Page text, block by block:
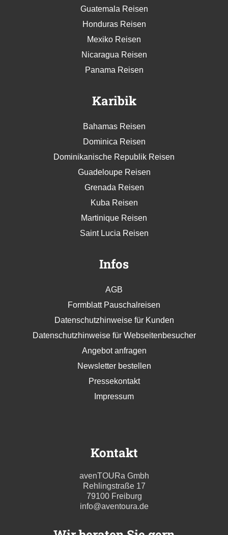
Guatemala Reisen
Honduras Reisen
Mexiko Reisen
Nicaragua Reisen
Panama Reisen
Karibik
Bahamas Reisen
Dominica Reisen
Dominikanische Republik Reisen
Guadeloupe Reisen
Grenada Reisen
Kuba Reisen
Martinique Reisen
Saint Lucia Reisen
Infos
AGB
Formblatt Pauschalreisen
Datenschutzhinweise für Kunden
Datenschutzhinweise für Webseitenbesucher
Angebot anfragen
Newsletter bestellen
Pressekontakt
Impressum
Kontakt
avenTOURa Gmbh
Rehlingstraße 17
79100 Freiburg
info@aventoura.de